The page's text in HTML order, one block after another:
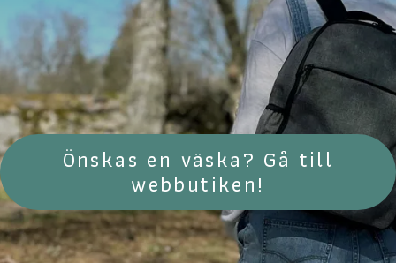
Önskas en väska? Gå till
webbutiken!